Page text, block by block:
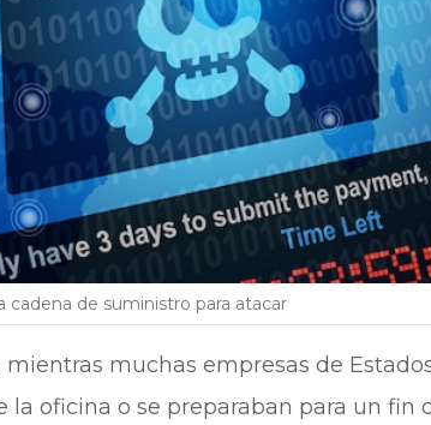
cadena de suministro para atacar
mientras muchas empresas de
la oficina o se preparaban para un fin